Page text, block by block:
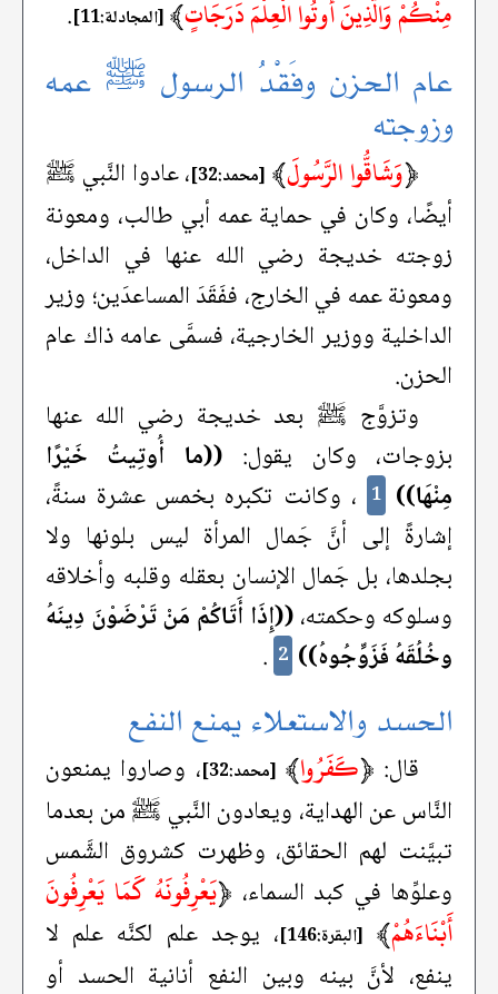
مِنْكُمْ وَالَّذِينَ أُوتُوا الْعِلْمَ دَرَجَاتٍ﴾ [المجادلة:11] .
عام الحزن وفَقْدُ الرسول ﷺ عمه
وزوجته
﴿وَشَاقُّوا الرَّسُولَ﴾ [محمد:32]
، عادوا النَّبي ﷺ
أيضًا، وكان في حماية عمه أبي طالب، ومعونة
زوجته خديجة رضي الله عنها في الداخل،
ومعونة عمه في الخارج، ففَقَدَ المساعدَين؛ وزير
الداخلية ووزير الخارجية، فسمَّى عامه ذاك عام
الحزن.
وتزوَّج ﷺ بعد خديجة رضي الله عنها
بزوجات، وكان يقول: ((ما أُوتِيتُ خَيْرًا
مِنْهَا)) 1 ، وكانت تكبره بخمس عشرة سنةً،
إشارةً إلى أنَّ جَمال المرأة ليس بلونها ولا
بجلدها، بل جَمال الإنسان بعقله وقلبه وأخلاقه
وسلوكه وحكمته،((إِذَا أَتَاكُمْ مَنْ تَرْضَوْنَ دِينَهُ
وخُلُقَهُ فَزَوِّجُوهُ)) 2
.
الحسد والاستعلاء يمنع النفع
قال: ﴿كَفَرُوا﴾ [محمد:32]
، وصاروا يمنعون
النَّاس عن الهداية، ويعادون النَّبي ﷺ من بعدما
تبيَّنت لهم الحقائق، وظهرت كشروق الشَّمس
وعلوِّها في كبد السماء، ﴿يَعْرِفُونَهُ كَمَا يَعْرِفُونَ
أَبْنَاءَهُمْ﴾ [البقرة:146]
، يوجد علم لكنَّه علم لا
ينفع، لأنَّ بينه وبين النفع أنانية الحسد أو